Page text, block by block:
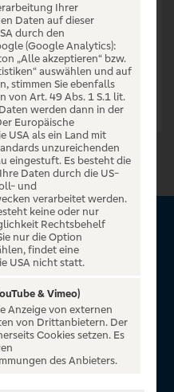
Raiffeisenbanken. Auf
Sie Tickets für
und Shows, die
League und die
Ihrer
Daten auf dieser
durch den
(Google Analytics):
„Alle akzeptieren“ bzw.
auswählen und auf
stimmen Sie ebenfalls
von Art. 49 Abs. 1 S.1 lit.
werden dann in der
Europäische
USA als ein Land mit
unzureichenden
eingestuft. Es besteht die
Daten durch die US-
und
verarbeitet werden.
keine oder nur
Rechtsbehelf
nur die Option
findet eine
USA nicht statt.
& Vimeo)
Anzeige von externen
von Drittanbietern. Der
Cookies setzen. Es
des Anbieters.